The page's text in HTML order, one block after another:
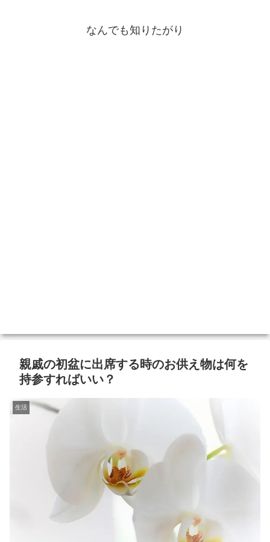
なんでも知りたがり
親戚の初盆に出席する時のお供え物は何を
持参すればいい？
生活